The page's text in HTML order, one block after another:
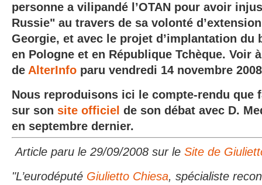
personne a vilipandé l’OTAN pour avoir
Russie" au travers de sa volonté
Georgie, et avec le projet d’implantation
en Pologne et en République Tchèque. Voir
de AlterInfo paru vendredi 14 novembre
Nous reproduisons ici le compte-rendu que
sur son site officiel de son débat avec D.
en septembre dernier.
Article paru le 29/09/2008 sur le Site de
"L’eurodéputé Giulietto Chiesa, spécialiste